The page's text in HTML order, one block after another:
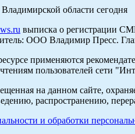
области сегодня
выписка о регистрации
ООО Владимир Пресс.
применяются
пользователей сети
на данном сайте,
распространению,
и обработки